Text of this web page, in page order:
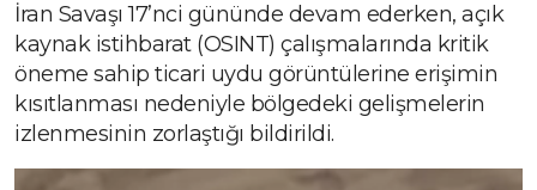
İran Savaşı 17’nci gününde devam ederken, açık
kaynak istihbarat (OSINT) çalışmalarında kritik
öneme sahip ticari uydu görüntülerine erişimin
kısıtlanması nedeniyle bölgedeki gelişmelerin
izlenmesinin zorlaştığı bildirildi.